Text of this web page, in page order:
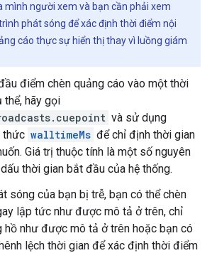
mình người xem và bạn cần phải xem
phát sóng để xác định thời điểm nội
cáo thực sự hiển thị thay vì luồng giám
điểm chèn quảng cáo vào một thời
thể, hãy gọi
và sử dụng
thức walltimeMs để chỉ định thời gian
Giá trị thuộc tính là một số nguyên
thời gian bắt đầu của hệ thống.
sóng của bạn bị trễ, bạn có thể chèn
lập tức như được mô tả ở trên, chỉ
hồ như được mô tả ở trên hoặc bạn có
lệch thời gian để xác định thời điểm